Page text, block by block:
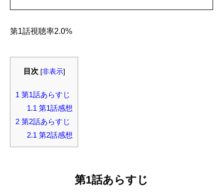
第1話視聴率2.0%
目次 [非表示]
1 第1話あらすじ
1.1 第1話感想
2 第2話あらすじ
2.1 第2話感想
第1話あらすじ